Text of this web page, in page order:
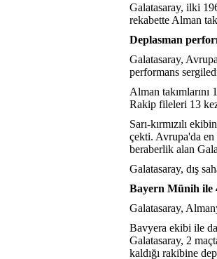
Galatasaray, ilki
rekabette Alman
Deplasman
Galatasaray,
performans
Alman takımlarını
Rakip fileleri 13
Sarı-kırmızılı
çekti. Avrupa'da en
beraberlik alan
Galatasaray, dış
Bayern Münih ile
Galatasaray,
Bavyera ekibi ile
Galatasaray, 2
kaldığı rakibine